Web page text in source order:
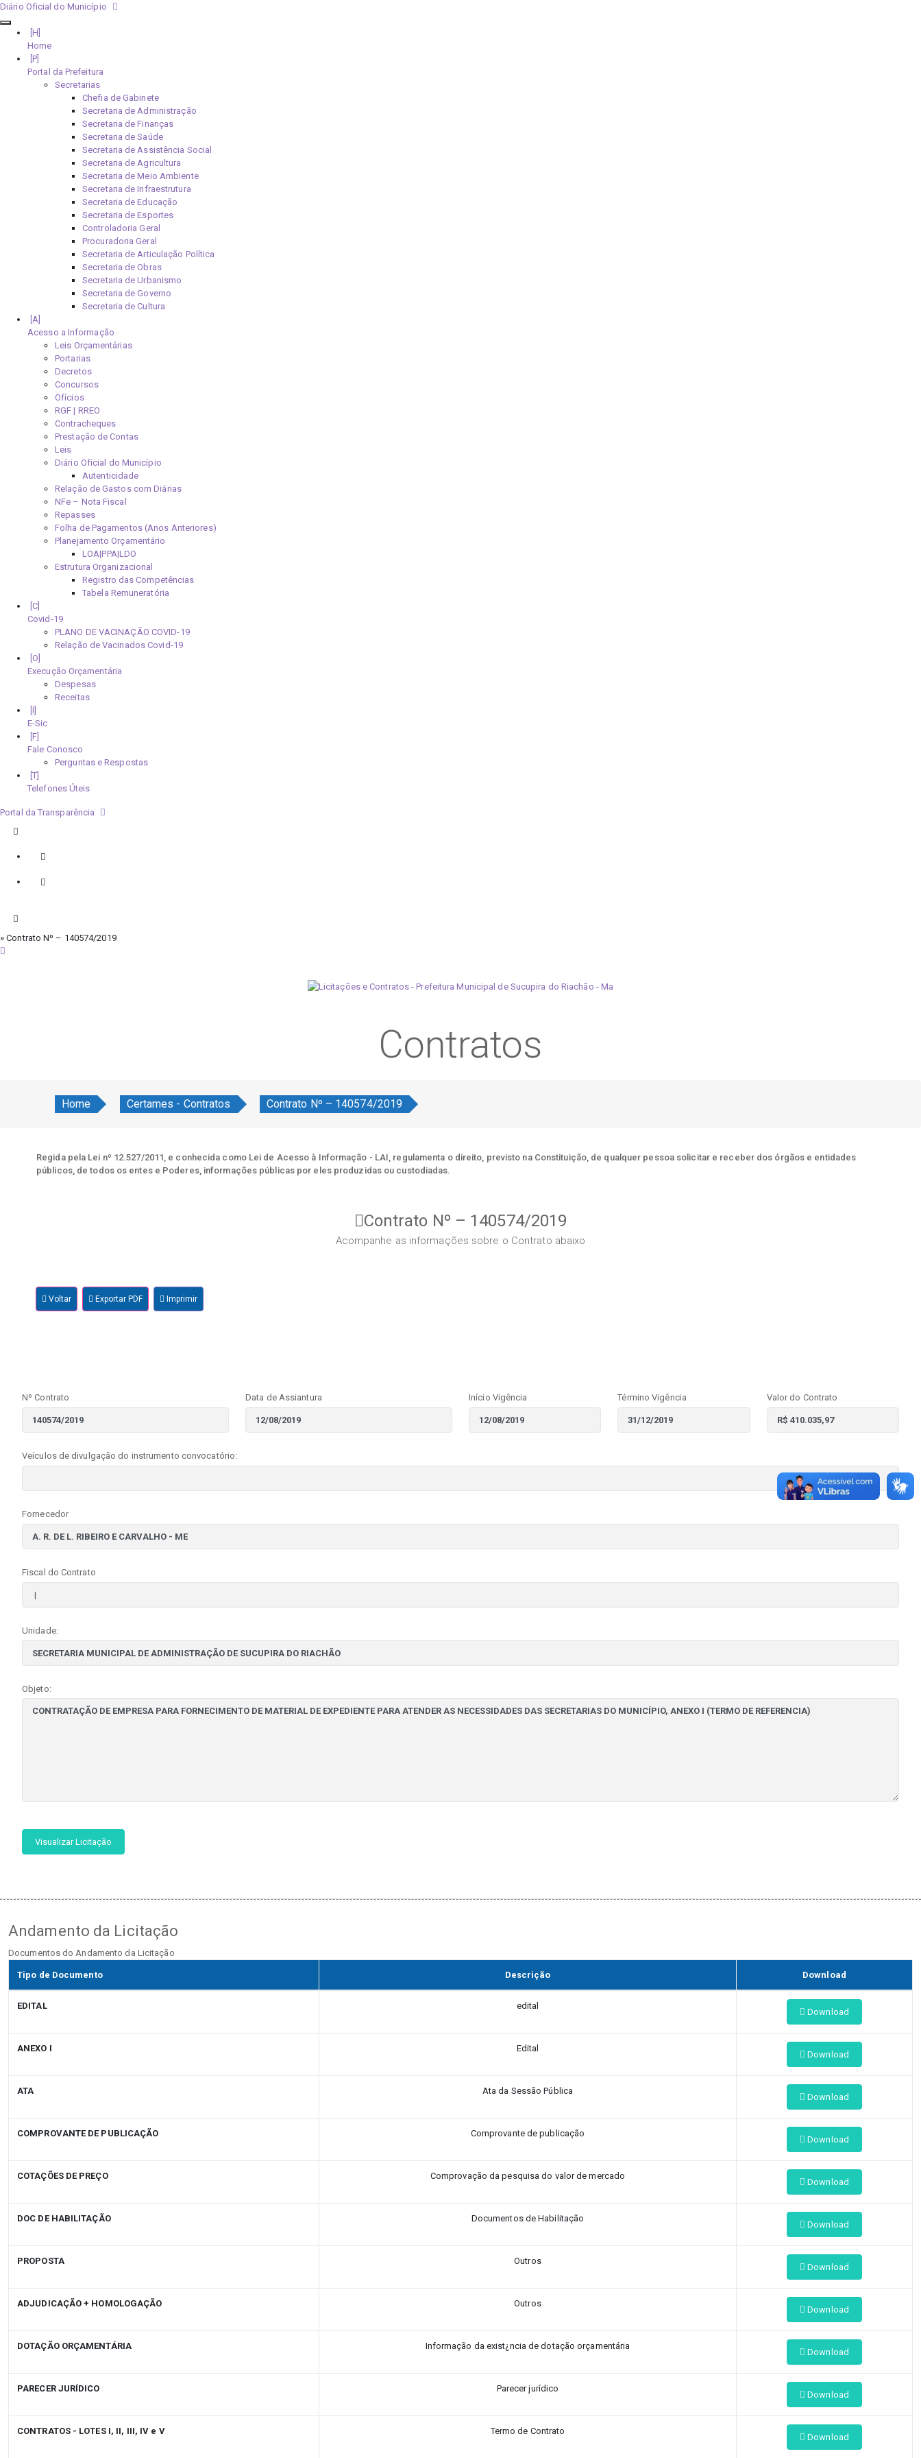
Diário Oficial do Município
Home
Portal da Prefeitura
Secretarias
Chefia de Gabinete
Secretaria de Administração
Secretaria de Finanças
Secretaria de Saúde
Secretaria de Assistência Social
Secretaria de Agricultura
Secretaria de Meio Ambiente
Secretaria de Infraestrutura
Secretaria de Educação
Secretaria de Esportes
Controladoria Geral
Procuradoria Geral
Secretaria de Articulação Política
Secretaria de Obras
Secretaria de Urbanismo
Secretaria de Governo
Secretaria de Cultura
Acesso a Informação
Leis Orçamentárias
Portarias
Decretos
Concursos
Ofícios
RGF | RREO
Contracheques
Prestação de Contas
Leis
Diário Oficial do Município
Autenticidade
Relação de Gastos com Diárias
NFe – Nota Fiscal
Repasses
Folha de Pagamentos (Anos Anteriores)
Planejamento Orçamentário
LOA|PPA|LDO
Estrutura Organizacional
Registro das Competências
Tabela Remuneratória
Covid-19
PLANO DE VACINAÇÃO COVID-19
Relação de Vacinados Covid-19
Execução Orçamentária
Despesas
Receitas
E-Sic
Fale Conosco
Perguntas e Respostas
Telefones Úteis
Portal da Transparência
» Contrato Nº – 140574/2019
Contratos
Home Certames - Contratos Contrato Nº – 140574/2019
Regida pela Lei nº 12.527/2011, e conhecida como Lei de Acesso à Informação - LAI, regulamenta o direito, previsto na Constituição, de qualquer pessoa solicitar e receber dos órgãos e entidades
públicos, de todos os entes e Poderes, informações públicas por eles produzidas ou custodiadas.
Contrato Nº – 140574/2019
Acompanhe as informações sobre o Contrato abaixo
Voltar Exportar PDF Imprimir
Nº Contrato Data de Assiantura Início Vigência Término Vigência Valor do Contrato
Veículos de divulgação do instrumento convocatório:
Fornecedor
Fiscal do Contrato
Unidade:
Objeto:
Visualizar Licitação
Andamento da Licitação
Documentos do Andamento da Licitação
Tipo de Documento Descrição Download
EDITAL edital
Download
ANEXO I Edital
Download
ATA Ata da Sessão Pública
Download
COMPROVANTE DE PUBLICAÇÃO Comprovante de publicação
Download
COTAÇÕES DE PREÇO Comprovação da pesquisa do valor de mercado
Download
DOC DE HABILITAÇÃO Documentos de Habilitação
Download
PROPOSTA Outros
Download
ADJUDICAÇÃO + HOMOLOGAÇÃO Outros
Download
DOTAÇÃO ORÇAMENTÁRIA Informação da exist¿ncia de dotação orçamentária
Download
PARECER JURÍDICO Parecer jurídico
Download
CONTRATOS - LOTES I, II, III, IV e V Termo de Contrato
Download